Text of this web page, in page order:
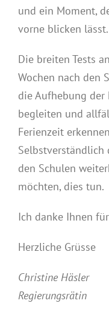
und ein Moment,
vorne blicken lässt.
Die breiten Tests
Wochen nach den
die Aufhebung
begleiten und
Ferienzeit
Selbstverständlich
den Schulen
möchten, dies tun.
Ich danke Ihnen
Herzliche Grüsse
Christine Häsler
Regierungsrätin